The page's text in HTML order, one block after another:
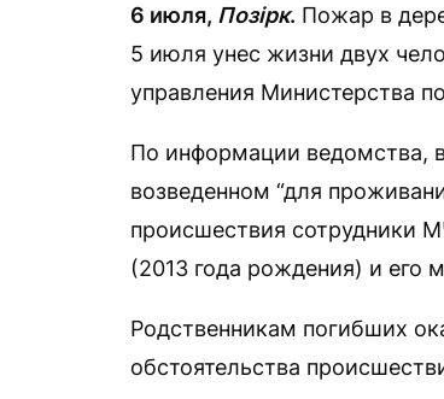
6 июля, Позірк. Пожар в
5 июля унес жизни двух
управления Министерства
По информации ведомства,
возведенном “для
происшествия сотрудники
(2013 года рождения) и его
Родственникам погибших
обстоятельства